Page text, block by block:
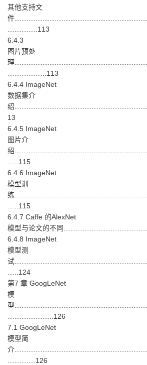
其他支持文
件
………….113
6.4.3
图片预处
理
……………..113
6.4.4 ImageNet
数据集介
绍
13
6.4.5 ImageNet
图片介
绍
…..115
6.4.6 ImageNet
模型训
练
…..115
6.4.7 Caffe 的AlexNet
模型与论文的不同
6.4.8 ImageNet
模型测
试
…..124
第7 章 GoogLeNet
模
型
………………..126
7.1 GoogLeNet
模型简
介
…………126